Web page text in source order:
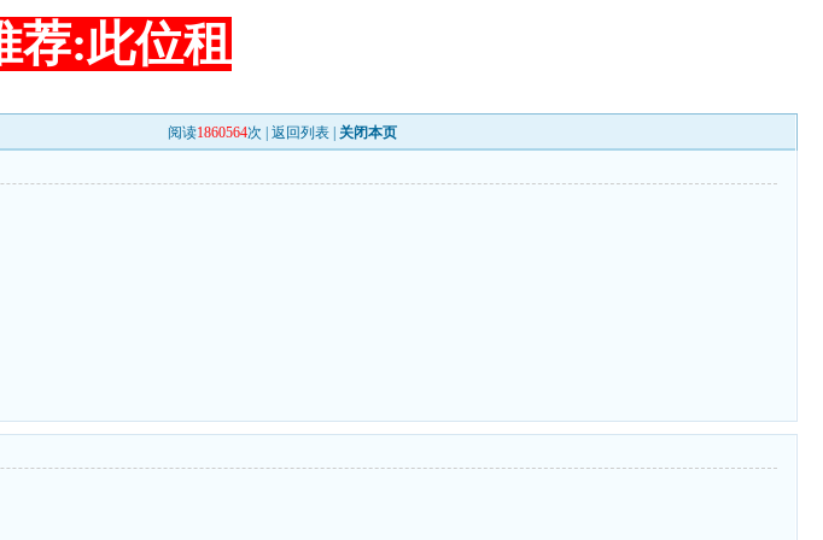
荐:此位租
阅读1860564次 |返回列表 关闭本页